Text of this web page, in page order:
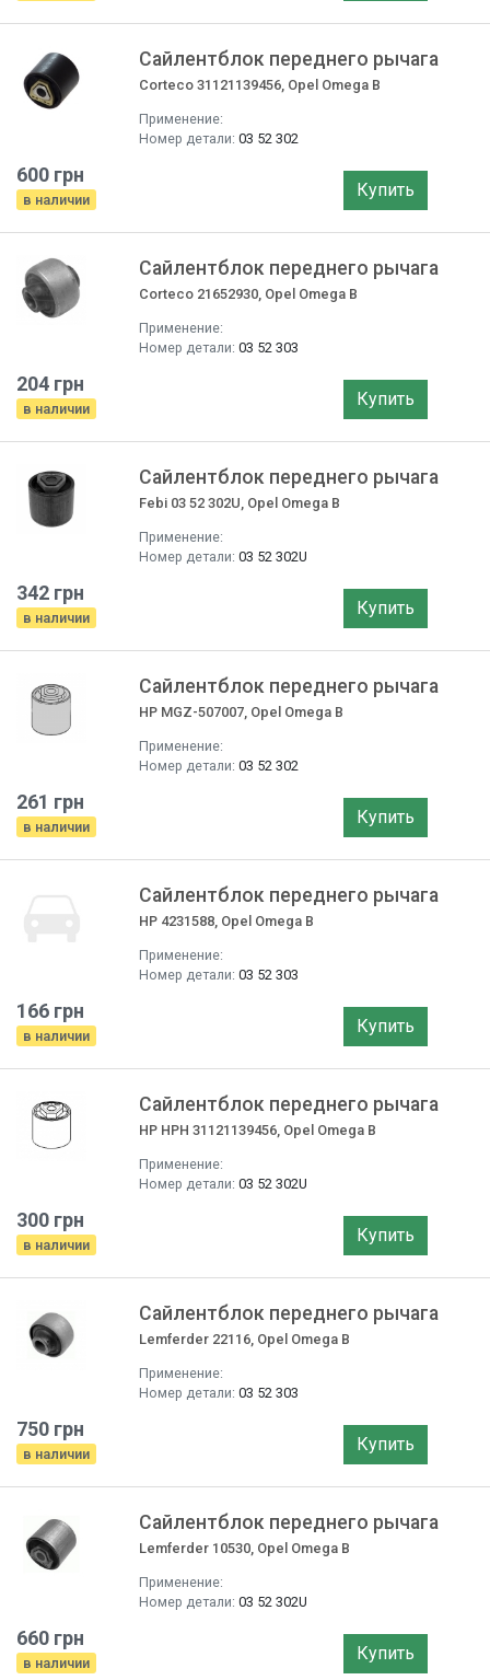
Сайлентблок переднего рычага
Corteco 31121139456, Opel Omega B
Применение:
Номер детали: 03 52 302
600 грн
в наличии Купить
Сайлентблок переднего рычага
Corteco 21652930, Opel Omega B
Применение:
Номер детали: 03 52 303
204 грн
в наличии Купить
Сайлентблок переднего рычага
Febi 03 52 302U, Opel Omega B
Применение:
Номер детали: 03 52 302U
342 грн
в наличии Купить
Сайлентблок переднего рычага
HP MGZ-507007, Opel Omega B
Применение:
Номер детали: 03 52 302
261 грн
в наличии Купить
Сайлентблок переднего рычага
HP 4231588, Opel Omega B
Применение:
Номер детали: 03 52 303
166 грн
в наличии Купить
Сайлентблок переднего рычага
HP HPH 31121139456, Opel Omega B
Применение:
Номер детали: 03 52 302U
300 грн
в наличии Купить
Сайлентблок переднего рычага
Lemferder 22116, Opel Omega B
Применение:
Номер детали: 03 52 303
750 грн
в наличии Купить
Сайлентблок переднего рычага
Lemferder 10530, Opel Omega B
Применение:
Номер детали: 03 52 302U
660 грн
в наличии Купить